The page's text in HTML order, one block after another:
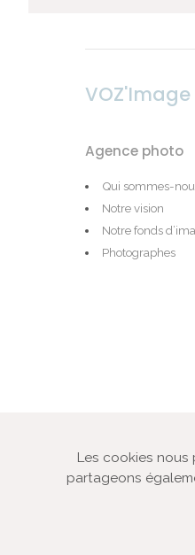
VOZ'Image
Agence photo
Qui sommes-
Notre vision
Notre fonds
Photographes
Les cookies
partageons